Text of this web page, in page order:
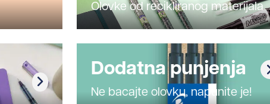
Olovke od recikliranog materijala
Dodatna punjenja
Ne bacajte olovku, napunite je!